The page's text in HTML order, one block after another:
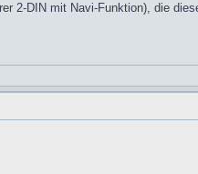
2-DIN mit Navi-Funktion), die